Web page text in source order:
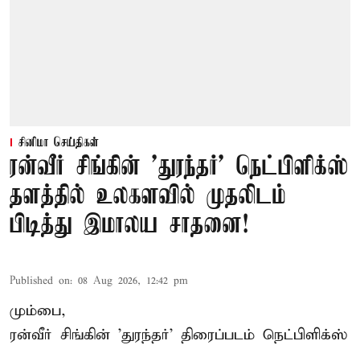
சினிமா செய்திகள்
ரன்வீர் சிங்கின் 'துரந்தர்' நெட்பிளிக்ஸ்
தளத்தில் உலகளவில் முதலிடம்
பிடித்து இமாலய சாதனை!
Published on: 08 Aug 2026, 12:42 pm
மும்பை,
ரன்வீர் சிங்கின் 'துரந்தர்' திரைப்படம் நெட்பிளிக்ஸ்